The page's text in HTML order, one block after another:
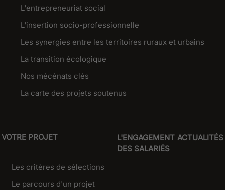
L'entrepreneuriat social
L'insertion socio-professionnelle
Les synergies entre les territoires ruraux et urbains
La transition écologique
Nos mécénats clés
La carte des projets soutenus
VOTRE PROJET
Les critères de sélections
Le parcours d'un projet
L'ENGAGEMENT
DES SALARIÉS
ACTUALITÉS